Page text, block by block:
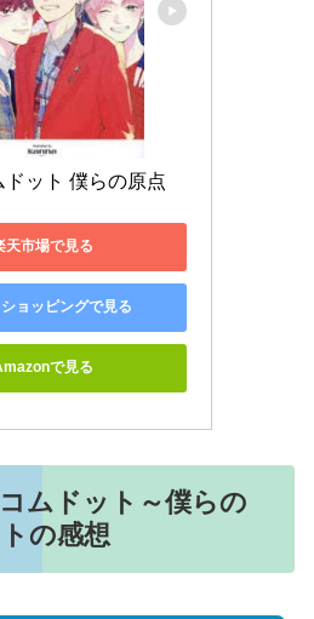
ドット 僕らの原点
天市場で見る
ョッピングで見る
で見る
コムドット～僕らの
の感想